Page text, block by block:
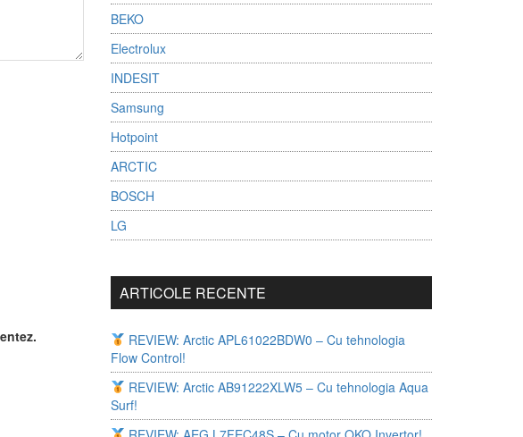
BEKO
Electrolux
INDESIT
Samsung
Hotpoint
ARCTIC
BOSCH
LG
ARTICOLE RECENTE
REVIEW: Arctic APL61022BDW0 – Cu tehnologia
Flow Control!
REVIEW: Arctic AB91222XLW5 – Cu tehnologia Aqua
Surf!